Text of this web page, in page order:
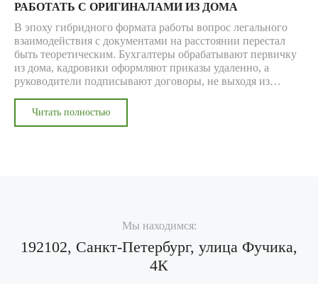
РАБОТАТЬ С ОРИГИНАЛАМИ ИЗ ДОМА
В эпоху гибридного формата работы вопрос легального
взаимодействия с документами на расстоянии перестал
быть теоретическим. Бухгалтеры обрабатывают первичку
из дома, кадровики оформляют приказы удаленно, а
руководители подписывают договоры, не выходя из
операциям и не нарушить требования архивного
Читать полностью
Мы находимся:
192102, Санкт-Петербург, улица Фучика,
4К